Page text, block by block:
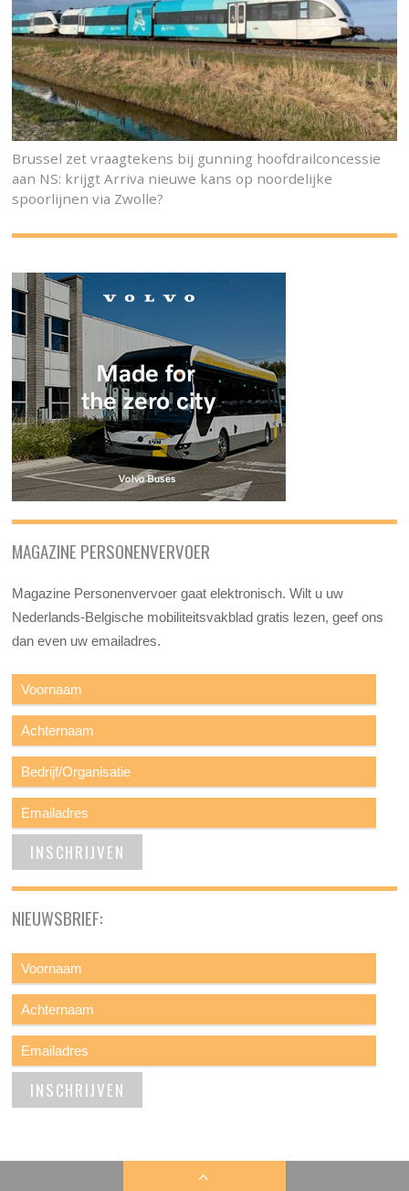
Brussel zet vraagtekens bij gunning hoofdrailconcessie
aan NS: krijgt Arriva nieuwe kans op noordelijke
spoorlijnen via Zwolle?
MAGAZINE PERSONENVERVOER
Magazine Personenvervoer gaat elektronisch. Wilt u uw
Nederlands-Belgische mobiliteitsvakblad gratis lezen, geef ons
dan even uw emailadres.
NIEUWSBRIEF: